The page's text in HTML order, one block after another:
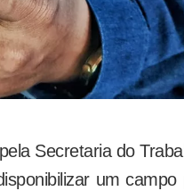
Secretaria do
um